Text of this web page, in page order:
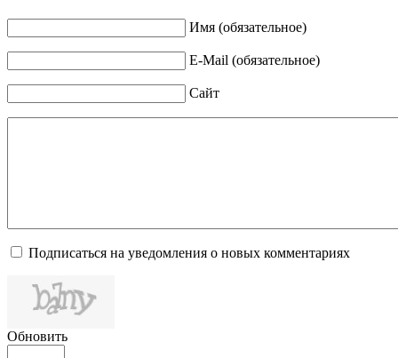
Имя (обязательное)
E-Mail (обязательное)
Сайт
Подписаться на уведомления о новых комментариях
Обновить